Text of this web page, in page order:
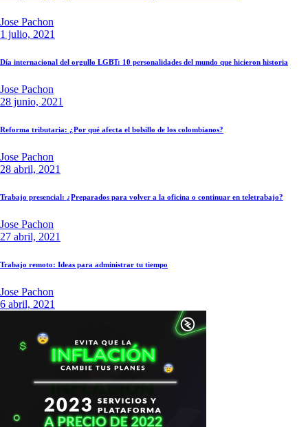
Jose Pachon
1 julio, 2021
Día internacional del orgullo LGBT: 10 personalidades del mundo que hicieron historia
Jose Pachon
28 junio, 2021
Reforma tributaria: ¿Por qué afecta el bolsillo de los colombianos?
Jose Pachon
28 abril, 2021
Trabajo presencial: ¿Preparados para volver a la oficina o continuar en teletrabajo?
Jose Pachon
27 abril, 2021
Trabajo remoto: Ideas para administrar tu tiempo
Jose Pachon
6 abril, 2021